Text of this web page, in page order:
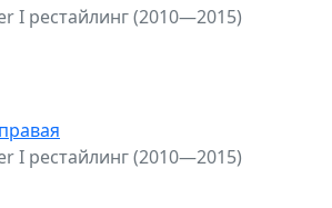
I рестайлинг (2010—2015)
I рестайлинг (2010—2015)